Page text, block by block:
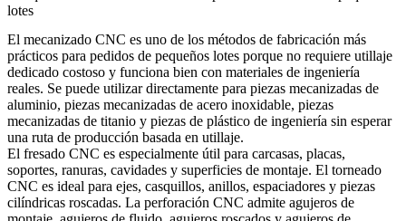
lotes
El mecanizado CNC es uno de los métodos de fabricación más
prácticos para pedidos de pequeños lotes porque no requiere utillaje
dedicado costoso y funciona bien con materiales de ingeniería
reales. Se puede utilizar directamente para piezas mecanizadas de
aluminio, piezas mecanizadas de acero inoxidable, piezas
mecanizadas de titanio y piezas de plástico de ingeniería sin esperar
una ruta de producción basada en utillaje.
El fresado CNC es especialmente útil para carcasas, placas,
soportes, ranuras, cavidades y superficies de montaje. El torneado
CNC es ideal para ejes, casquillos, anillos, espaciadores y piezas
cilíndricas roscadas. La perforación CNC admite agujeros de